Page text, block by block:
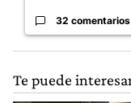
32 comentarios